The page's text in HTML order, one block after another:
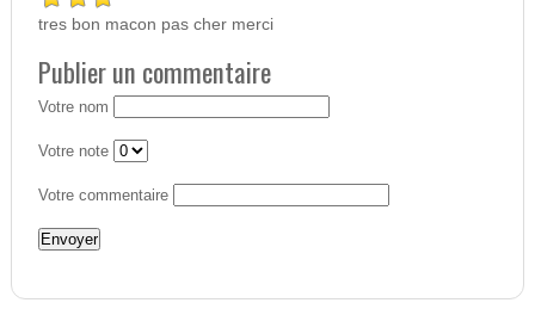
tres bon macon pas cher merci
Publier un commentaire
Votre nom
Votre note
Votre commentaire